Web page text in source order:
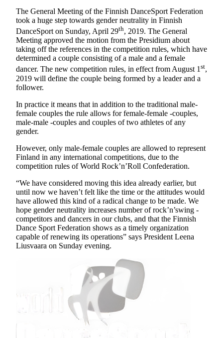
The General Meeting of the Finnish DanceSport Federation
took a huge step towards gender neutrality in Finnish
DanceSport on Sunday, April 29th, 2019. The General
Meeting approved the motion from the Presidium about
taking off the references in the competition rules, which have
determined a couple consisting of a male and a female
dancer. The new competition rules, in effect from August 1st,
2019 will define the couple being formed by a leader and a
follower.
In practice it means that in addition to the traditional male-
female couples the rule allows for female-female -couples,
male-male -couples and couples of two athletes of any
gender.
However, only male-female couples are allowed to represent
Finland in any international competitions, due to the
competition rules of World Rock’n’Roll Confederation.
“We have considered moving this idea already earlier, but
until now we haven’t felt like the time or the attitudes would
have allowed this kind of a radical change to be made. We
hope gender neutrality increases number of rock’n’swing -
competitors and dancers in our clubs, and that the Finnish
Dance Sport Federation shows as a timely organization
capable of renewing its operations” says President Leena
Liusvaara on Sunday evening.